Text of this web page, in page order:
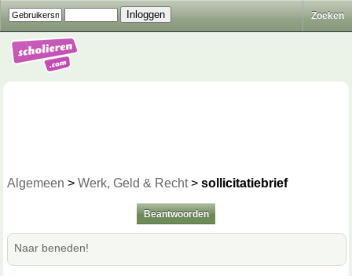
Zoeken
Algemeen > Werk, Geld & Recht> sollicitatiebrief
Beantwoorden
Naar beneden!